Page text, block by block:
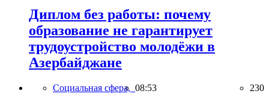
Диплом без работы: почему
образование не гарантирует
трудоустройство молодёжи в
Азербайджане
Социальная сфера, 08:53 230